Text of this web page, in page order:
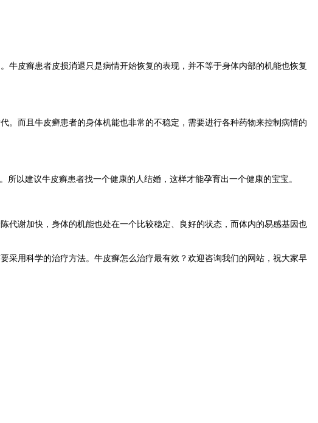
皮癣患者皮损消退只是病情开始恢复的表现，并不等于身体内部的机能也恢复
而且牛皮癣患者的身体机能也非常的不稳定，需要进行各种药物来控制病情的
以建议牛皮癣患者找一个健康的人结婚，这样才能孕育出一个健康的宝宝。
谢加快，身体的机能也处在一个比较稳定、良好的状态，而体内的易感基因也
用科学的治疗方法。牛皮癣怎么治疗最有效？欢迎咨询我们的网站，祝大家早